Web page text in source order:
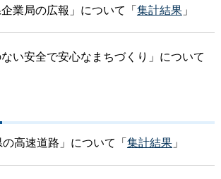
業局の広報」について「集計結果」
い安全で安心なまちづくり」について
高速道路」について「集計結果」